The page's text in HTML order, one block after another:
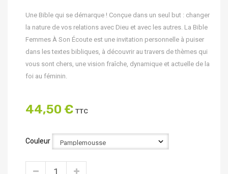
Une Bible qui se démarque ! Conçue dans un seul but : changer
la nature de vos relations avec Dieu et avec les autres. La Bible
Femmes À Son Écoute est une invitation personnelle à puiser
dans les textes bibliques, à découvrir au travers de thèmes qui
vous sont chers, une vision fraîche, dynamique et actuelle de la
foi au féminin.
44,50 € TTC
Couleur